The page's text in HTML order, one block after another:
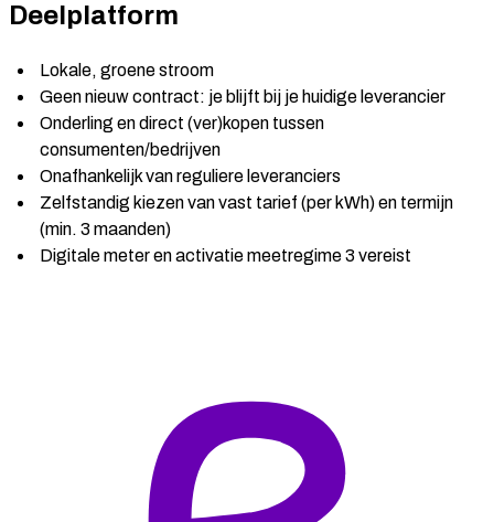
Deelplatform
Lokale, groene stroom
Geen nieuw contract: je blijft bij je huidige leverancier
Onderling en direct (ver)kopen tussen
consumenten/bedrijven
Onafhankelijk van reguliere leveranciers
Zelfstandig kiezen van vast tarief (per kWh) en termijn
(min. 3 maanden)
Digitale meter en activatie meetregime 3 vereist